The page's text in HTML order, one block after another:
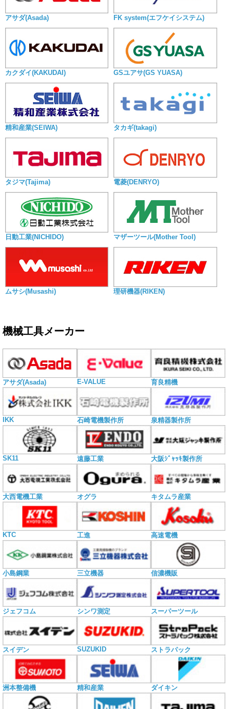
アサダ(Asada) FK system(エフケイシステム)
カクダイ(KAKUDAI) GSユアサ(GS YUASA)
精和産業(SEIWA) タカギ(takagi)
タジマ(Tajima) 電菱(DENRYO)
日動工業(NICHIDO) マザーツール(Mother Tool)
ムサシ(Musashi) 理研機器(RIKEN)
機械工具メーカー
アサダ(Asada) E-VALUE 育良精機
IKK 石崎電機製作所 泉精器製作所
SK11 遠藤工業 大阪ｼﾞｬｯｷ製作所
大西電機工業 オグラ キタムラ産業
KTC 工進 高速電機
小島鋼業 三立機器 信濃機販
ジェフコム シンワ測定 スーパーツール
スイデン SUZUKID ストラパック
洲本整備機 精和産業 ダイキン